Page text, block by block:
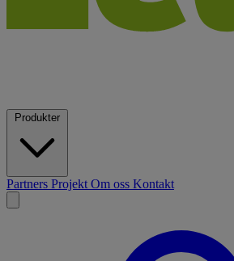
Produkter
Partners Projekt Om oss Kontakt